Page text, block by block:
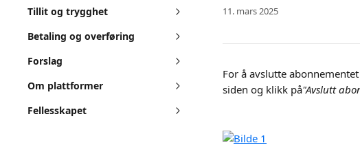
Tillit og trygghet
Betaling og overføring
Forslag
Om plattformer
Fellesskapet
11. mars 2025
For å avslutte
siden og klikk på"Avslutt